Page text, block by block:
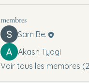
membres
Sam Be.
Akash Tyagi
Voir tous les membres